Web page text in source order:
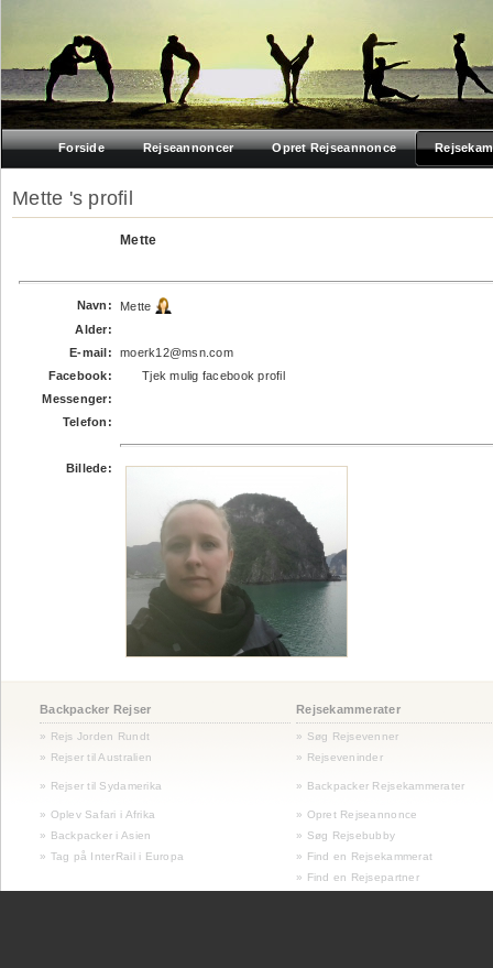
Forside Rejseannoncer Opret Rejseannonce
Mette 's profil
Mette
Navn:
Mette
Alder:
E-mail:
moerk12@msn.com
Facebook:
Tjek mulig facebook profil
Messenger:
Telefon:
Billede:
Backpacker Rejser Rejsekammerater
» Rejs Jorden Rundt
» Søg Rejsevenner
» Rejser til Australien
» Rejseveninder
» Rejser til Sydamerika » Backpacker Rejsekammerater
» Oplev Safari i Afrika
» Opret Rejseannonce
» Backpacker i Asien
» Søg Rejsebubby
» Tag på InterRail i Europa
» Find en Rejsekammerat
» Find en Rejsepartner